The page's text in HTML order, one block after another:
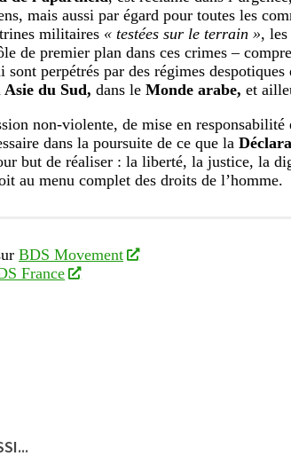
mais aussi par égard pour toutes les
militaires « testées sur le terrain », les
de premier plan dans ces crimes –
sont perpétrés par des régimes
Asie du Sud, dans le Monde arabe, et
non-violente, de mise en responsabilité
dans la poursuite de ce que la
but de réaliser : la liberté, la justice, la
au menu complet des droits de l’homme.
BDS Movement
France